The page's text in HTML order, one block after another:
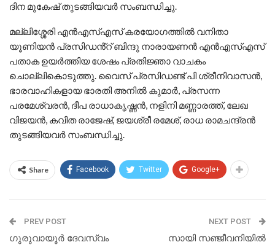
ദിന മുകേഷ് തുടങ്ങിയവർ സംബന്ധിച്ചു.
മല്ലിശ്ശേരി എൻഎസ്എസ് കരയോഗത്തിൽ വനിതാ
യൂണിയൻ പ്രസിഡൻ്റ് ബിന്ദു നാരായണൻ എൻഎസ്എസ്
പതാക ഉയർത്തിയ ശേഷം പ്രതിജ്ഞാ വാചകം
ചൊല്ലികൊടുത്തു. വൈസ് പ്രസിഡണ്ട് പി ശ്രീനിവാസൻ,
ഭാരവാഹികളായ ഭാരതി അനിൽ കുമാർ, പ്രസന്ന
പരമേശ്വരൻ, ദീപ രാധാകൃഷ്ണൻ, നളിനി മണ്ണാരത്ത്, ലേഖ
വിജയൻ, കവിത രാജേഷ്, ജയശ്രീ രമേശ്, രാധ രാമചന്ദ്രൻ
തുടങ്ങിയവർ സംബന്ധിച്ചു.
Share Facebook Twitter Google+
PREV POST
ഗുരുവായൂർ ദേവസ്വം
NEXT POST
സായി സഞ്ജീവനിയിൽ